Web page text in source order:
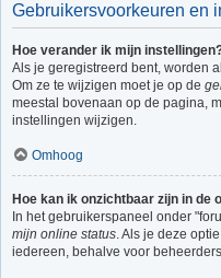
Gebruikersvoorkeuren en
Hoe verander ik mijn
Als je geregistreerd bent, worden
Om ze te wijzigen moet je op de
meestal bovenaan op de pagina,
instellingen wijzigen.
Omhoog
Hoe kan ik onzichtbaar zijn in de
In het gebruikerspaneel onder
mijn online status. Als je deze
iedereen, behalve voor